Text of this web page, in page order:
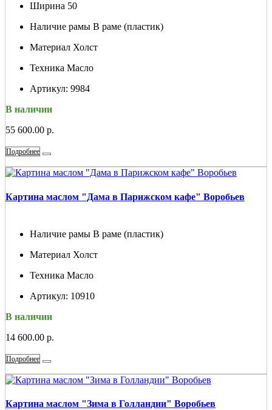
Ширина 50
Наличие рамы В раме (пластик)
Материал Холст
Техника Масло
Артикул: 9984
В наличии
55 600.00 р.
Подробнее
Картина маслом "Дама в Парижском кафе" Воробьев
Наличие рамы В раме (пластик)
Материал Холст
Техника Масло
Артикул: 10910
В наличии
14 600.00 р.
Подробнее
Картина маслом "Зима в Голландии" Воробьев